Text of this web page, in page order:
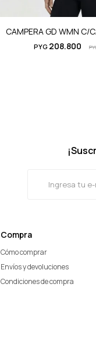
CAMPERA GD WMN C/
PYG 208.800
Compra
Cómo comprar
Envíos y devoluciones
Condiciones de compra